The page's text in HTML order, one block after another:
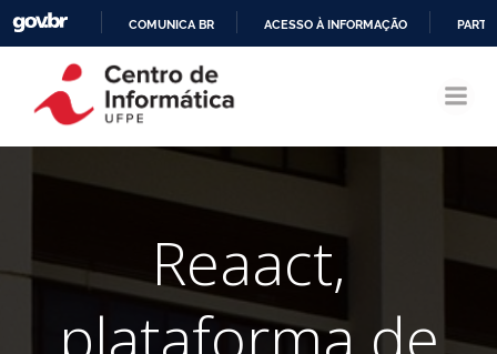
CONTEÚDO
COMUNICA BR ACESSO À INFORMAÇÃO
Reaact,
plataforma de